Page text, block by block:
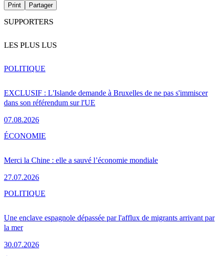
Print Partager
SUPPORTERS
LES PLUS LUS
EXCLUSIF : L'Islande demande à Bruxelles de ne pas s'immiscer
dans son référendum sur l'UE
07.08.2026
POLITIQUE
Merci la Chine : elle a sauvé l’économie mondiale
27.07.2026
ÉCONOMIE
Une enclave espagnole dépassée par l'afflux de migrants arrivant par
la mer
30.07.2026
POLITIQUE